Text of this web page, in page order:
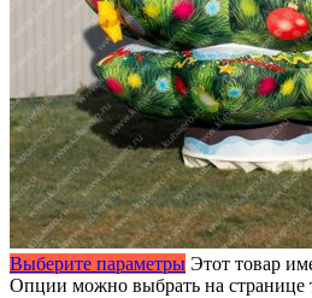
Выберите параметры Этот товар
Опции можно выбрать на странице